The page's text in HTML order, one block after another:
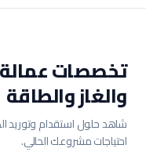
تخصصات
والغاز والطاقة
شاهد حلول استقدام وتوريد
احتياجات مشروعك الحالي.